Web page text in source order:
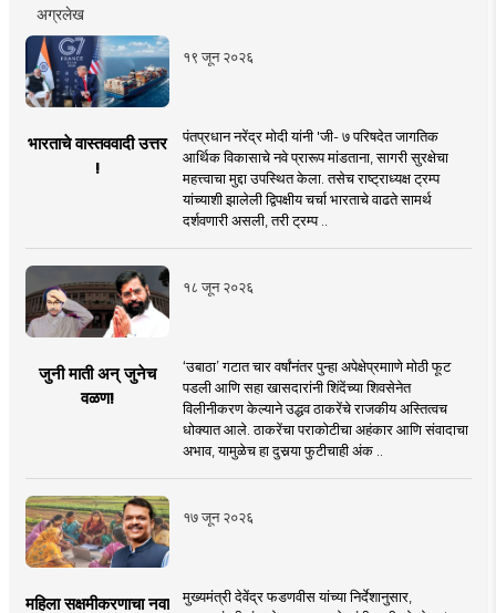
अग्रलेख
१९ जून २०२६
भारताचे वास्तववादी उत्तर
!
पंतप्रधान नरेंद्र मोदी यांनी 'जी- ७ परिषदेत जागतिक
आर्थिक विकासाचे नवे प्रारूप मांडताना, सागरी सुरक्षेचा
महत्त्वाचा मुद्दा उपस्थित केला. तसेच राष्ट्राध्यक्ष ट्रम्प
यांच्याशी झालेली द्विपक्षीय चर्चा भारताचे वाढते सामर्थ
दर्शवणारी असली, तरी ट्रम्प ..
१८ जून २०२६
जुनी माती अन् जुनेच
वळण!
‘उबाठा’ गटात चार वर्षांनंतर पुन्हा अपेक्षेप्रमााणे मोठी फूट
पडली आणि सहा खासदारांनी शिंदेंच्या शिवसेनेत
विलीनीकरण केल्याने उद्धव ठाकरेंचे राजकीय अस्तित्वच
धोक्यात आले. ठाकरेंचा पराकोटीचा अहंकार आणि संवादाचा
अभाव, यामुळेच हा दुसर्‍या फुटीचाही अंक ..
१७ जून २०२६
महिला सक्षमीकरणाचा नवा
मुख्यमंत्री देवेंद्र फडणवीस यांच्या निर्देशानुसार,